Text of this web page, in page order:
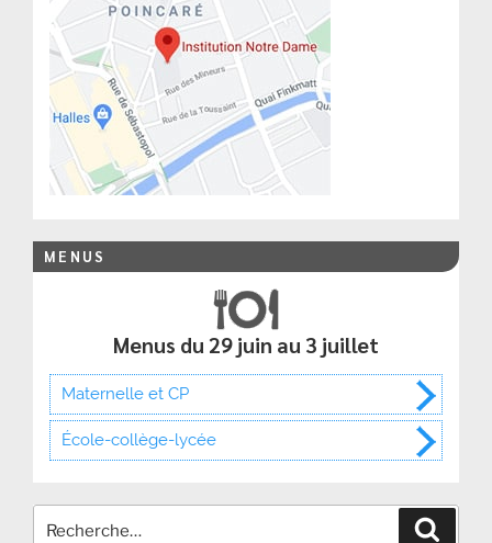
MENUS
Menus du 29 juin au 3 juillet
Maternelle et CP
École-collège-lycée